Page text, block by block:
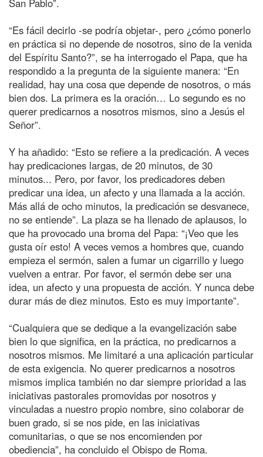
San Pablo”.
“Es fácil decirlo -se podría objetar-, pero ¿cómo ponerlo
en práctica si no depende de nosotros, sino de la venida
del Espíritu Santo?”, se ha interrogado el Papa, que ha
respondido a la pregunta de la siguiente manera: “En
realidad, hay una cosa que depende de nosotros, o más
bien dos. La primera es la oración… Lo segundo es no
querer predicarnos a nosotros mismos, sino a Jesús el
Señor”.
Y ha añadido: “Esto se refiere a la predicación. A veces
hay predicaciones largas, de 20 minutos, de 30
minutos... Pero, por favor, los predicadores deben
predicar una idea, un afecto y una llamada a la acción.
Más allá de ocho minutos, la predicación se desvanece,
no se entiende”. La plaza se ha llenado de aplausos, lo
que ha provocado una broma del Papa: “¡Veo que les
gusta oír esto! A veces vemos a hombres que, cuando
empieza el sermón, salen a fumar un cigarrillo y luego
vuelven a entrar. Por favor, el sermón debe ser una
idea, un afecto y una propuesta de acción. Y nunca debe
durar más de diez minutos. Esto es muy importante”.
“Cualquiera que se dedique a la evangelización sabe
bien lo que significa, en la práctica, no predicarnos a
nosotros mismos. Me limitaré a una aplicación particular
de esta exigencia. No querer predicarnos a nosotros
mismos implica también no dar siempre prioridad a las
iniciativas pastorales promovidas por nosotros y
vinculadas a nuestro propio nombre, sino colaborar de
buen grado, si se nos pide, en las iniciativas
comunitarias, o que se nos encomienden por
obediencia”, ha concluido el Obispo de Roma.